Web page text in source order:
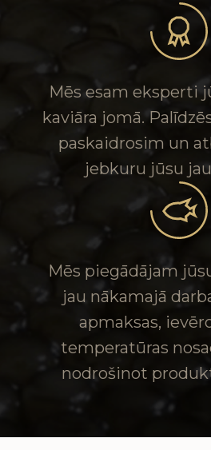
Mēs esam eksperti
kaviāra jomā.
paskaidrosim un
jebkuru jūsu
Mēs piegādājam
jau nākamajā
apmaksas,
temperatūras
nodrošinot